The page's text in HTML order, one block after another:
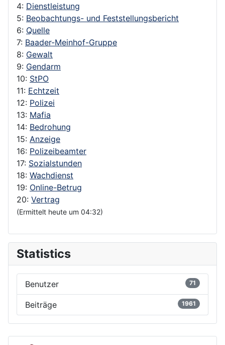
4: Dienstleistung
5: Beobachtungs- und Feststellungsbericht
6: Quelle
7: Baader-Meinhof-Gruppe
8: Gewalt
9: Gendarm
10: StPO
11: Echtzeit
12: Polizei
13: Mafia
14: Bedrohung
15: Anzeige
16: Polizeibeamter
17: Sozialstunden
18: Wachdienst
19: Online-Betrug
20: Vertrag
(Ermittelt heute um 04:32)
Statistics
Benutzer 71
Beiträge 1961